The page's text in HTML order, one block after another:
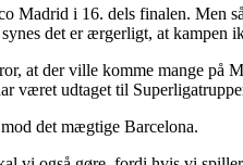
Madrid i 16. dels finalen.
det er ærgerligt, at kampen
at der ville komme mange
været udtaget til
det mægtige Barcelona.